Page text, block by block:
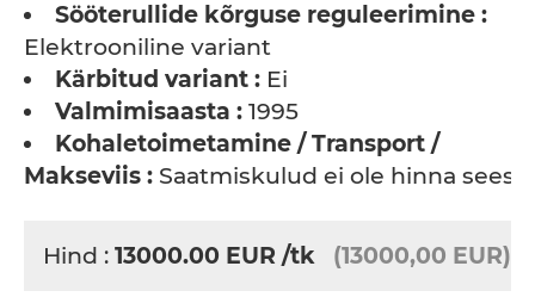
Sööterullide kõrguse reguleerimine :
Elektrooniline variant
Kärbitud variant : Ei
Valmimisaasta : 1995
Kohaletoimetamine / Transport /
Makseviis : Saatmiskulud ei ole hinna sees
Hind : 13000.00 EUR /tk (13000,00 EUR)